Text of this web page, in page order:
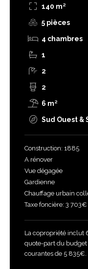
140 m²
5 pièces
4 chambres
1
2
2
6 m²
Sud Ouest &
Construction: 1885
A rénover
Vue dégagée
Gardienne
Chauffage urbain
Taxe foncière: 3 703€
La copropriété inclut
quote-part du
courantes de 5 835€.